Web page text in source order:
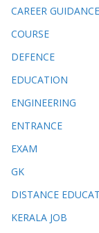
CAREER GUIDANCE
COURSE
DEFENCE
EDUCATION
ENGINEERING
ENTRANCE
EXAM
GK
DISTANCE
KERALA JOB